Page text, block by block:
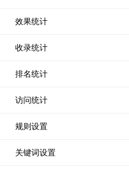
效果统计
收录统计
排名统计
访问统计
规则设置
关键词设置